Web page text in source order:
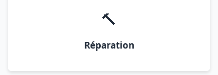
🔨
Réparation